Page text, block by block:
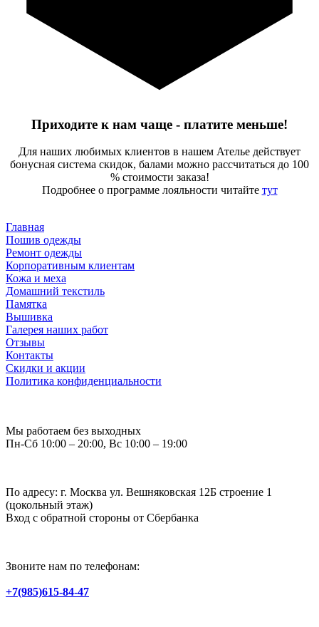
Приходите к нам чаще - платите меньше!
Для наших любимых клиентов в нашем Ателье действует
бонусная система скидок, балами можно рассчитаться до 100
% стоимости заказа!
Подробнее о программе лояльности читайте тут
Главная
Пошив одежды
Ремонт одежды
Корпоративным клиентам
Кожа и меха
Домашний текстиль
Памятка
Вышивка
Галерея наших работ
Отзывы
Контакты
Скидки и акции
Политика конфиденциальности
Мы работаем без выходных
Пн-Сб 10:00 – 20:00, Вс 10:00 – 19:00
По адресу: г. Москва ул. Вешняковская 12Б строение 1
(цокольный этаж)
Вход с обратной стороны от Сбербанка
Звоните нам по телефонам:
+7(985)615-84-47